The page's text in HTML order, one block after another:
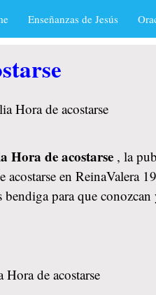
Enseñanzas de Jesús
Hora de acostarse , la
en ReinaValera
para que